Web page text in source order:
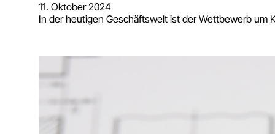
11. Oktober 2024
In der heutigen Geschäftswelt ist der Wettbewerb